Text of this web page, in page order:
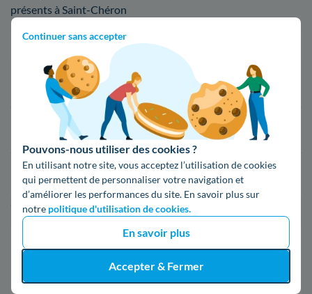
Continuer sans accepter
Pouvons-nous utiliser des cookies ?
En utilisant notre site, vous acceptez l’utilisation de cookies
qui permettent de personnaliser votre navigation et
d’améliorer les performances du site. En savoir plus sur
notre politique d'utilisation de cookies.
En savoir plus
Accepter & Fermer
présents à Saint-Chéron
16,34 c€/kWh
16,400000000000002 c€/kWh
17,83 c€/kWh
*Prix TTC pour un forfait base d’une puissance de 6 kVA
Infos / souscriptions